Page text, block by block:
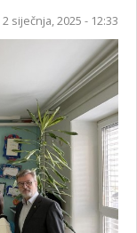
2 siječnja, 2025 - 12:33